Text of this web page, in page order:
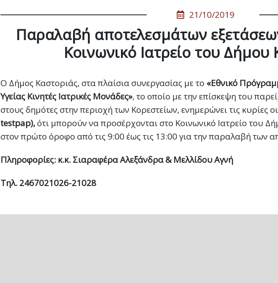
21/10/2019
Παραλαβή αποτελεσμάτων
Κοινωνικό Ιατρείο του Δήμου
Ο Δήμος Καστοριάς, στα πλαίσια συνεργασίας με το «Εθνικό
Υγείας Κινητές Ιατρικές Μονάδες», το οποίο με την επίσκεψη του
στους δημότες στην περιοχή των Κορεστείων, ενημερώνει τις κυρίες
testpap),ότι μπορούν να προσέρχονται στο Κοινωνικό Ιατρείο του
στον πρώτο όροφο από τις 9:00 έως τις 13:00 για την παραλαβή των
Πληροφορίες: κ.κ. Σιαραφέρα Αλεξάνδρα & Μελλίδου Αγνή
Τηλ. 2467021026-21028